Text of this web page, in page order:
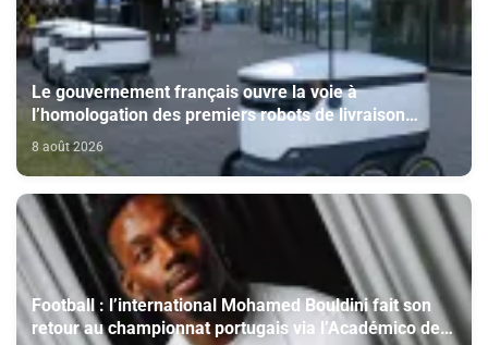
Le gouvernement français ouvre la voie à
l’homologation des premiers robots de livraison
autonome
8 août 2026
Football : l’international Mohamed Bouldini fait son
retour au championnat portugais via l’Académico de